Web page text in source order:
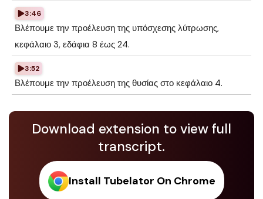
3:46
Βλέπουμε την προέλευση της υπόσχεσης λύτρωσης,
κεφάλαιο 3, εδάφια 8 έως 24.
3:52
Βλέπουμε την προέλευση της θυσίας στο κεφάλαιο 4.
Download extension to view full
transcript.
Install Tubelator On Chrome